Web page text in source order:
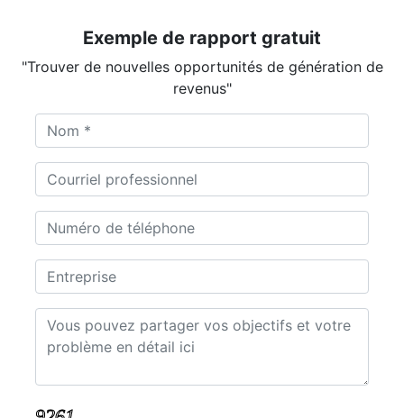
Exemple de rapport gratuit
"Trouver de nouvelles opportunités de génération de
revenus"